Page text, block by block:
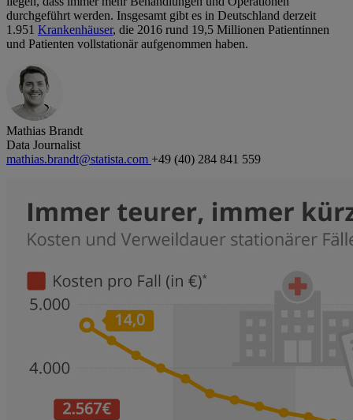
durchgeführt werden. Insgesamt gibt es in Deutschland derzeit
1.951 Krankenhäuser, die 2016 rund 19,5 Millionen Patientinnen
und Patienten vollstationär aufgenommen haben.
Mathias Brandt
Data Journalist
mathias.brandt@statista.com +49 (40) 284 841 559